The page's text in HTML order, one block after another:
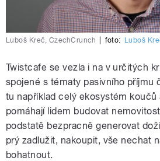
Luboš Kreč, CzechCrunch foto: Luboš
Twistcafe se vezla i na v určitých
spojené s tématy pasivního příjmu
tu například celý ekosystém
pomáhají lidem budovat
podstatě bezpracně generovat
prý zadlužit, nakoupit, vše nechat
bohatnout.